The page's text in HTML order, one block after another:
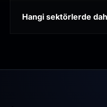
Hangi sektörlerde